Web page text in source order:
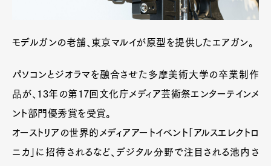
モデルガンの老舗、東京マルイが原型を提供したエアガン。
パソコンとジオラマを融合させた多摩美術大学の卒業制作
品が、13年の第17回文化庁メディア芸術祭エンターテインメ
ント部門優秀賞を受賞。
オーストリアの世界的メディアアートイベント「アルスエレクトロ
ニカ」に招待されるなど、デジタル分野で注目される池内さ